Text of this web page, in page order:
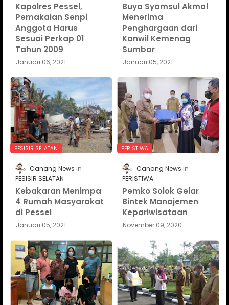
Kapolres Pessel,
Pemakaian Senpi
Anggota Harus
Sesuai Perkap 01
Tahun 2009
Januari 06, 2021
Buya Syamsul Akmal
Menerima
Penghargaan dari
Kanwil Kemenag
Sumbar
Januari 05, 2021
PESISIR SELATAN
Canang News
PESISIR SELATAN
Kebakaran Menimpa
4 Rumah Masyarakat
di Pessel
Januari 05, 2021
PERISTIWA
Canang News
PERISTIWA
Pemko Solok Gelar
Bintek Manajemen
Kepariwisataan
November 09, 2020